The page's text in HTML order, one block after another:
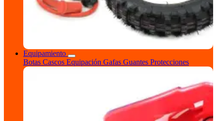
Equipamiento
Botas Cascos Equipación Gafas Guantes Protecciones